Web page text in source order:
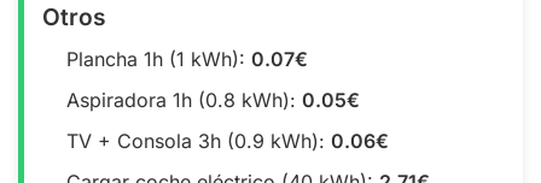
Otros
Plancha 1h (1 kWh): 0.07€
Aspiradora 1h (0.8 kWh): 0.05€
TV + Consola 3h (0.9 kWh): 0.06€